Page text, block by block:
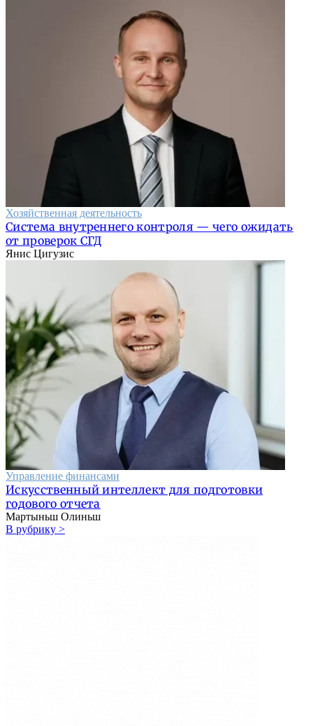
Хозяйственная деятельность
Система внутреннего контроля — чего ожидать
от проверок СГД
Янис Цигузис
Управление финансами
Искусственный интеллект для подготовки
годового отчета
Мартыньш Олиньш
В рубрику >